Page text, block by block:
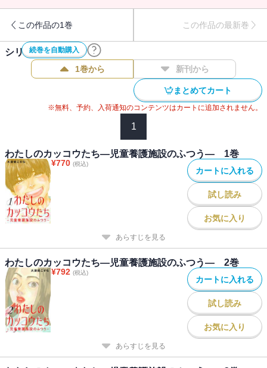
この作品の1巻 この作品の最新巻
続巻を自動購入
シリーズ作品(3件)
1巻から 新刊から
まとめてカート
※無料、予約、入荷通知のコンテンツはカートに追加されません。
1
わたしのカッコウたち―児童養護施設のふつう― 1巻
¥770 (税込)
カートに入れる
試し読み
お気に入り
あらすじを見る
わたしのカッコウたち―児童養護施設のふつう― 2巻
¥792 (税込)
カートに入れる
試し読み
お気に入り
あらすじを見る